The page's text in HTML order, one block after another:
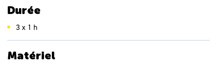
Durée
3 x 1 h
Matériel